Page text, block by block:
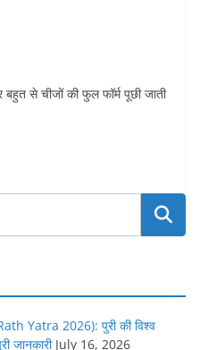
बहुत से चीजों की फुल फॉर्म पूछी जाती
Yatra 2026): पुरी की विश्व
जानकारी July 16, 2026